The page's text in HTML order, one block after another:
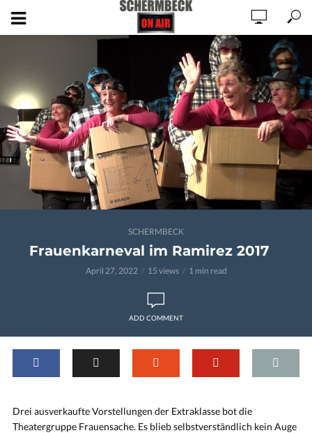
SCHERMBECK
Frauenkarneval im Ramirez 2017
April 27, 2022 15 views 1 min read
ADD COMMENT
Drei ausverkaufte Vorstellungen der Extraklasse bot die
Theatergruppe Frauensache. Es blieb selbstverständlich kein Auge